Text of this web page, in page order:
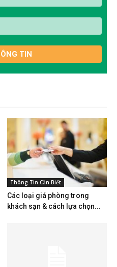
Thông Tin Cần Biết
Các loại giá phòng trong
khách sạn & cách lựa chọn...